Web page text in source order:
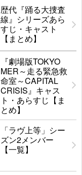
歴代『踊る大捜査
線』シリーズあら
すじ・キャスト
【まとめ】
『劇場版TOKYO
MER～走る緊急救
命室～CAPITAL
CRISIS』キャス
ト・あらすじ【ま
とめ】
「ラヴ上等」シー
ズン2メンバー
【一覧】